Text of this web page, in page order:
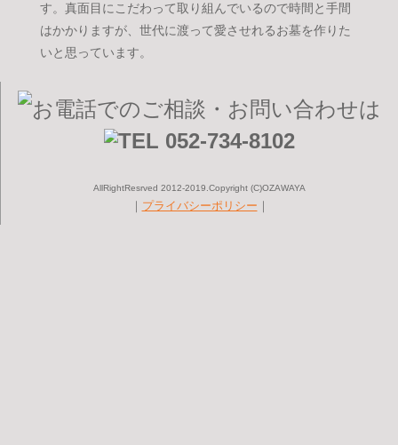
す。真面目にこだわって取り組んでいるので時間と手間
はかかりますが、世代に渡って愛させれるお墓を作りた
いと思っています。
AllRightResrved 2012-2019.Copyright (C)OZAWAYA
｜ プライバシーポリシー ｜